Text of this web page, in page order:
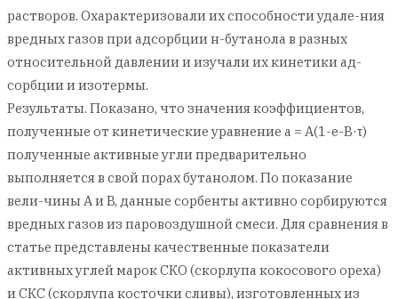
растворов. Охарактеризовали их способности удале-ния
вредных газов при адсорбции н-бутанола в разных
относительной давлении и изучали их кинетики ад-
сорбции и изотермы.
Результаты. Показано, что значения коэффициентов,
полученные от кинетические уравнение а = А(1-e-В·τ)
полученные активные угли предварительно
выполняется в свой порах бутанолом. По показание
вели-чины А и B, данные сорбенты активно сорбируются
вредных газов из паровоздушной смеси. Для сравнения в
статье представлены качественные показатели
активных углей марок CКО (скорлупа кокосового ореха)
и СКС (скорлупа косточки сливы), изготовленных из